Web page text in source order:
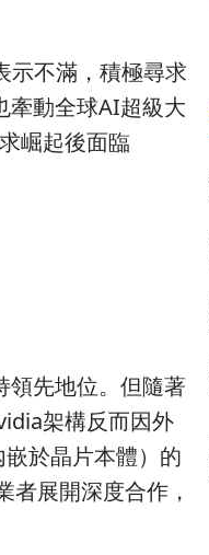
示不滿，積極尋求
牽動全球AI超級大
崛起後面臨
先地位。但隨著
架構反而因外
於晶片本體）的
展開深度合作，